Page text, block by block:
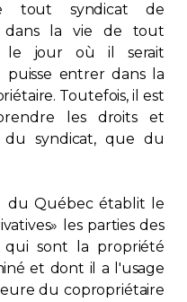
tout syndicat de
dans la vie de tout
le jour où il serait
puisse entrer dans la
Toutefois, il est
les droits et
syndicat, que du
du Québec établit le
les parties des
qui sont la propriété
et dont il a l'usage
du copropriétaire